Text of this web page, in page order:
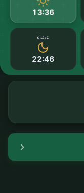
13:36
عشاء
22:46